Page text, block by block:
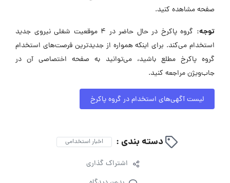
صفحه مشاهده کنید.
توجه:
گروه پاکرخ در حال حاضر در ۴ موقعیت شغلی نیروی جدید
استخدام می‌کند. برای اینکه همواره از جدیدترین فرصت‌های استخدام
گروه پاکرخ مطلع باشید، می‌توانید به صفحه اختصاصی آن در
جاب‌ویژن مراجعه کنید.
لیست آگهی‌های استخدام در گروه پاکرخ
دسته بندی : اخبار استخدامی
اشتراک گذاری